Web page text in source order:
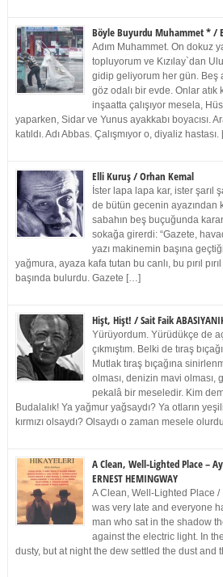
Böyle Buyurdu Muhammet * /
Adım Muhammet. On dokuz
topluyorum ve Kızılay`dan
gidip geliyorum her gün. Beş
göz odalı bir evde. Onlar atık
inşaatta çalışıyor mesela,
yaparken, Sidar ve Yunus ayakkabı boyacısı.
katıldı. Adı Abbas. Çalışmıyor o, diyaliz
Elli Kuruş / Orhan Kemal
İster lapa lapa kar, ister şarıl
de bütün gecenin ayazından
sabahın beş buçuğunda
sokağa girerdi: “Gazete,
yazı makinemin başına
yağmura, ayaza kafa tutan bu canlı, bu pırıl
başında bulurdu. Gazete […]
Hişt, Hişt! / Sait Faik
Yürüyordum. Yürüdükçe de
çıkmıştım. Belki de tıraş
Mutlak tıraş bıçağına
olması, denizin mavi olması,
pekalâ bir meseledir. Kim
Budalalık! Ya yağmur yağsaydı? Ya otların
kırmızı olsaydı? Olsaydı o zaman mesele
A Clean, Well-Lighted Place –
ERNEST HEMINGWAY
A Clean, Well-Lighted Place /
was very late and everyone
man who sat in the shadow
against the electric light. In
dusty, but at night the dew settled the dust and